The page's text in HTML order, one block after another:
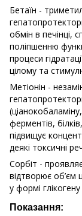
Бетаїн -
обмін в печінці,
поліпшенню
процеси
цілому та
Метіонін -
ферментів,
підвищує
деякі токсичні
Сорбіт -
відтворює об’єм
у формі
Показання: